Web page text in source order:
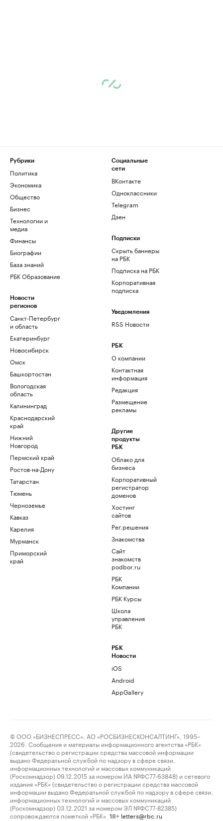
Рубрики
Политика
Экономика
Общество
Бизнес
Технологии и
медиа
Финансы
Биографии
База знаний
РБК Образование
Новости
регионов
Санкт-Петербург
и область
Екатеринбург
Новосибирск
Омск
Башкортостан
Вологодская
область
Калининград
Краснодарский
край
Нижний
Новгород
Пермский край
Ростов-на-Дону
Татарстан
Тюмень
Черноземье
Кавказ
Карелия
Мурманск
Приморский
край
Социальные
сети
ВКонтакте
Одноклассники
Telegram
Дзен
Подписки
Скрыть баннеры
на РБК
Подписка на РБК
Корпоративная
подписка
Уведомления
RSS Новости
РБК
О компании
Контактная
информация
Редакция
Размещение
рекламы
Другие
продукты
РБК
Облако для
бизнеса
Корпоративный
регистратор
доменов
Хостинг
сайтов
Рег.решения
Знакомства
Сайт
знакомств
podbor.ru
РБК
Компании
РБК Курсы
Школа
управления
РБК
РБК
Новости
iOS
Android
AppGallery
© ООО «БИЗНЕСПРЕСС», АО «РОСБИЗНЕСКОНСАЛТИНГ», 1995–
2026. Сообщения и материалы информационного агентства «РБК»
(свидетельство о регистрации средства массовой информации
выдано Федеральной службой по надзору в сфере связи,
информационных технологий и массовых коммуникаций
(Роскомнадзор) 09.12.2015 за номером ИА №ФС77-63848) и сетевого
издания «РБК» (свидетельство о регистрации средства массовой
информации выдано Федеральной службой по надзору в сфере связи,
информационных технологий и массовых коммуникаций
(Роскомнадзор) 03.12.2021 за номером ЭЛ №ФС77-82385)
сопровождаются пометкой «РБК».
18+ letters@rbc.ru